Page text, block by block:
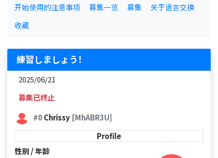
开始使用的注意事项 募集一览 募集
关于语言交换
收藏
練習しましょう！
2025/06/21
募集已终止
#0Chrissy [MhABR3U]
Profile
性别 / 年龄